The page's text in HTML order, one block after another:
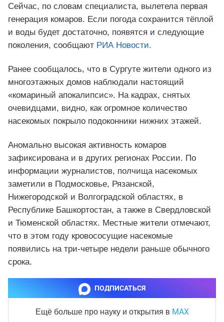
Сейчас, по словам специалиста, вылетела первая
генерация комаров. Если погода сохранится тёплой
и воды будет достаточно, появятся и следующие
поколения, сообщают РИА Новости.
Ранее сообщалось, что в Сургуте жители одного из
многоэтажных домов наблюдали настоящий
«комариный апокалипсис». На кадрах, снятых
очевидцами, видно, как огромное количество
насекомых покрыло подоконники нижних этажей.
Аномально высокая активность комаров
зафиксирована и в других регионах России. По
информации журналистов, полчища насекомых
заметили в Подмосковье, Рязанской,
Нижегородской и Волгоградской областях, в
Республике Башкортостан, а также в Свердловской
и Тюменской областях. Местные жители отмечают,
что в этом году кровососущие насекомые
появились на три‑четыре недели раньше обычного
срока.
ПОДПИСАТЬСЯ
Ещё больше про науку и открытия в MAX